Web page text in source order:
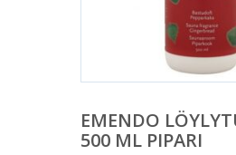
EMENDO
500 ML PIPARI